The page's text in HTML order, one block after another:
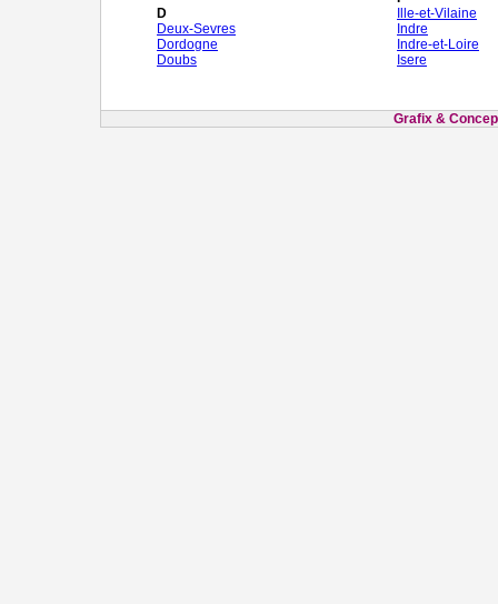
D
Deux-Sevres
Dordogne
Doubs
Ille-et-Vilaine
Indre
Indre-et-Loire
Isere
Grafix &